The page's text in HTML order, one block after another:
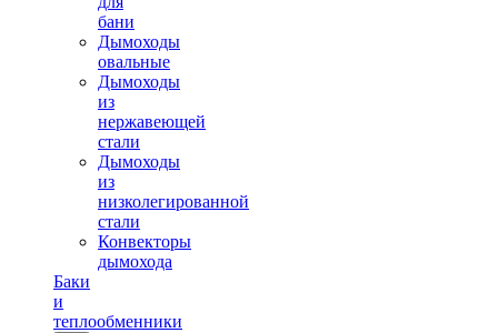
бани
Дымоходы
овальные
Дымоходы
из
нержавеющей
стали
Дымоходы
из
низколегированной
стали
Конвекторы
дымохода
Баки
и
теплообменники